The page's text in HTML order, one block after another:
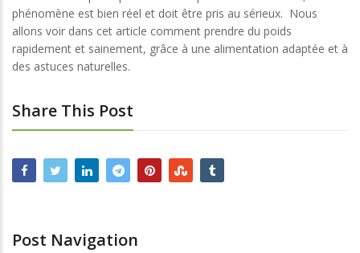
phénomène est bien réel et doit être pris au sérieux. Nous
allons voir dans cet article comment prendre du poids
rapidement et sainement, grâce à une alimentation adaptée et à
des astuces naturelles.
Share This Post
Post Navigation
ce qu’un remède
?
29, 2024
Qu’est-ce qu’un remède
naturel ?